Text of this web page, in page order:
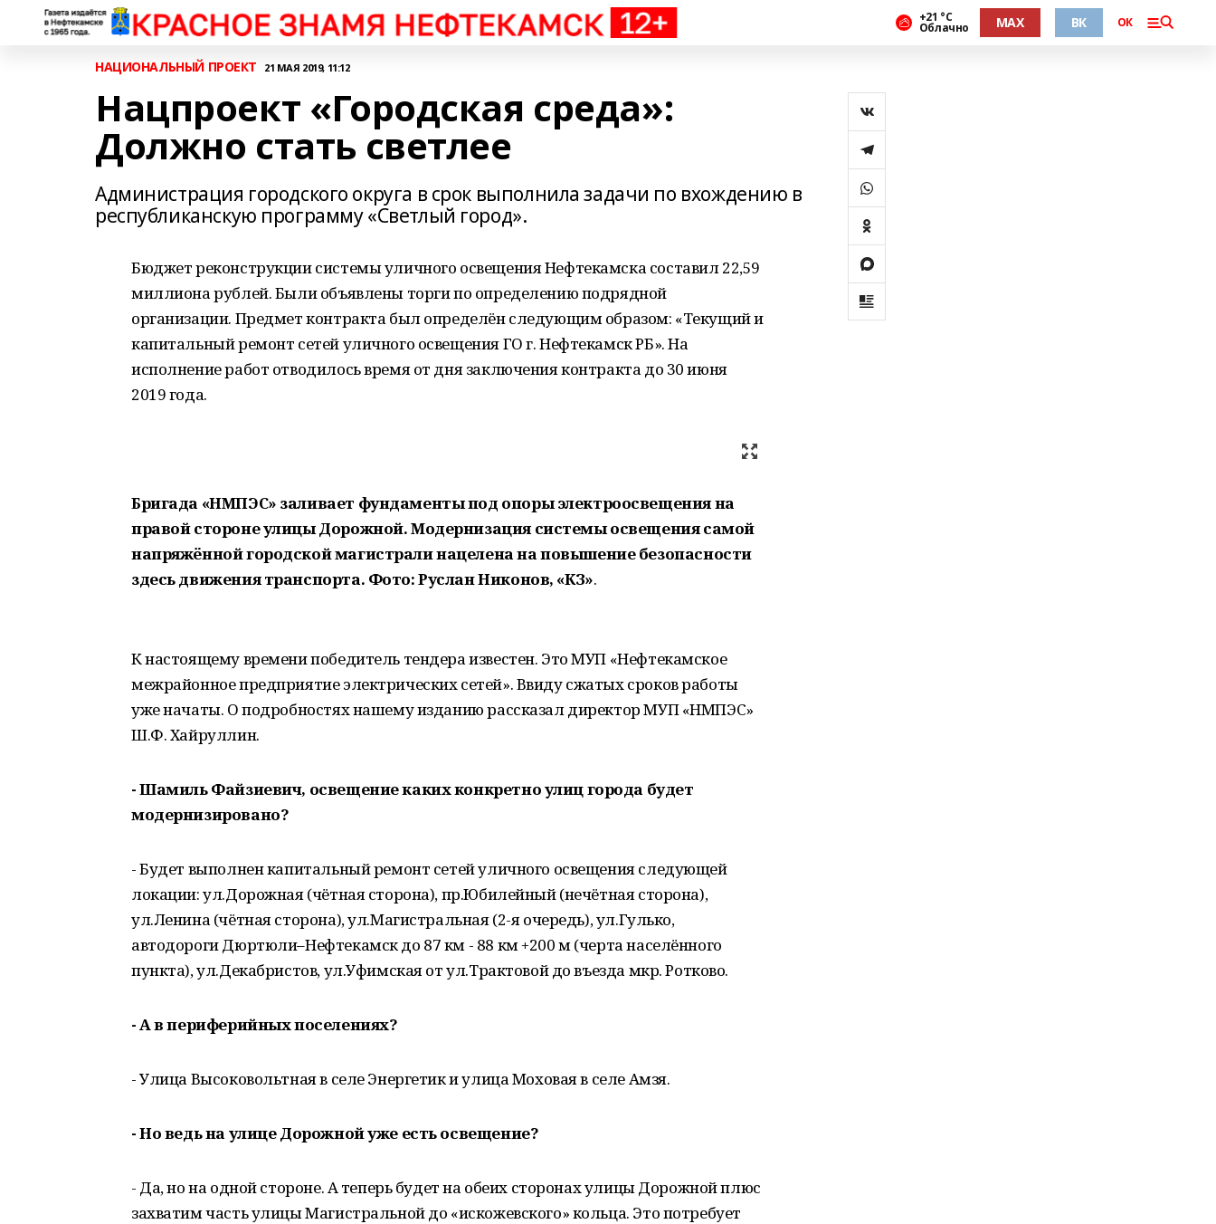
+21 °С
Облачно MAX ВК ОК
НАЦИОНАЛЬНЫЙ ПРОЕКТ 21 МАЯ 2019, 11:12
Нацпроект «Городская среда»:
Должно стать светлее
Администрация городского округа в срок выполнила задачи по вхождению в
республиканскую программу «Светлый город».
Бюджет реконструкции системы уличного освещения Нефтекамска составил 22,59
миллиона рублей. Были объявлены торги по определению подрядной
организации. Предмет контракта был определён следующим образом: «Текущий и
капитальный ремонт сетей уличного освещения ГО г. Нефтекамск РБ». На
исполнение работ отводилось время от дня заключения контракта до 30 июня
2019 года.
Бригада «НМПЭС» заливает фундаменты под опоры электроосвещения на
правой стороне улицы Дорожной. Модернизация системы освещения самой
напряжённой городской магистрали нацелена на повышение безопасности
здесь движения транспорта. Фото: Руслан Никонов, «КЗ».
К настоящему времени победитель тендера известен. Это МУП «Нефтекамское
межрайонное предприятие электрических сетей». Ввиду сжатых сроков работы
уже начаты. О подробностях нашему изданию рассказал директор МУП «НМПЭС»
Ш.Ф. Хайруллин.
- Шамиль Файзиевич, освещение каких конкретно улиц города будет
модернизировано?
- Будет выполнен капитальный ремонт сетей уличного освещения следующей
локации: ул.Дорожная (чётная сторона), пр.Юбилейный (нечётная сторона),
ул.Ленина (чётная сторона), ул.Магистральная (2-я очередь), ул.Гулько,
автодороги Дюртюли–Нефтекамск до 87 км - 88 км +200 м (черта населённого
пункта), ул.Декабристов, ул.Уфимская от ул.Трактовой до въезда мкр. Ротково.
- А в периферийных поселениях?
- Улица Высоковольтная в селе Энергетик и улица Моховая в селе Амзя.
- Но ведь на улице Дорожной уже есть освещение?
- Да, но на одной стороне. А теперь будет на обеих сторонах улицы Дорожной плюс
захватим часть улицы Магистральной до «искожевского» кольца. Это потребует